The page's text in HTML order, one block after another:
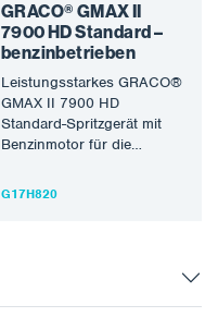
GRACO® GMAX II
7900 HD Standard –
benzinbetrieben
Leistungsstarkes GRACO®
GMAX II 7900 HD
Standard-Spritzgerät mit
Benzinmotor für die
lösungsmittel- und
G17H820